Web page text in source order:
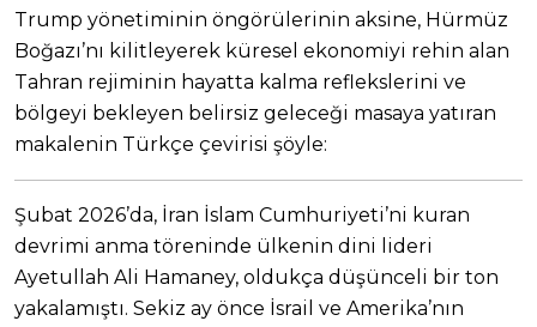
Trump yönetiminin öngörülerinin aksine, Hürmüz
Boğazı’nı kilitleyerek küresel ekonomiyi rehin alan
Tahran rejiminin hayatta kalma reflekslerini ve
bölgeyi bekleyen belirsiz geleceği masaya yatıran
makalenin Türkçe çevirisi şöyle:
Şubat 2026’da, İran İslam Cumhuriyeti’ni kuran
devrimi anma töreninde ülkenin dini lideri
Ayetullah Ali Hamaney, oldukça düşünceli bir ton
yakalamıştı. Sekiz ay önce İsrail ve Amerika’nın